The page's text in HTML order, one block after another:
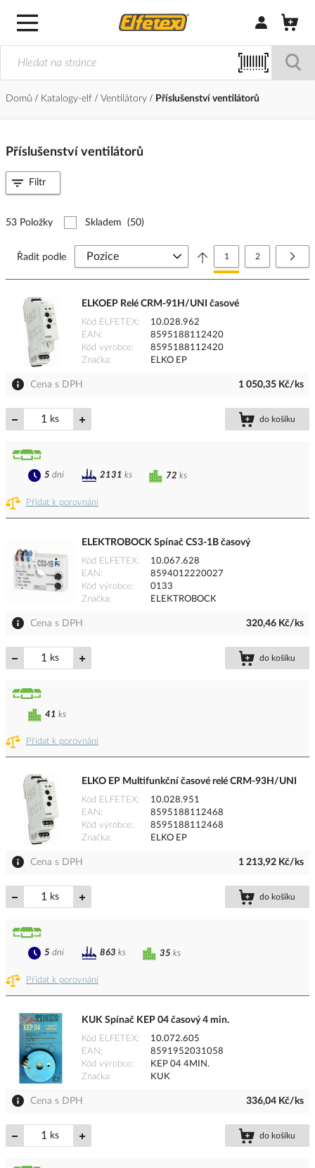
Přihlásit/
Domů Katalogy-elf Ventilátory Příslušenství ventilátorů
Příslušenství ventilátorů
53 Položky Skladem (50)
Stránka
Právě si prohlížíte
1 Stránka
2
Řadit podle
ELKOEP Relé CRM-91H/UNI časové
Kód ELFETEX
10.028.962
EAN
8595188112420
Kód výrobce
8595188112420
Značka
ELKO EP
Cena s DPH 1 050,35 Kč/ks
ks do košíku
Přidat k porovnání
72 ks
5 dní 2131 ks
ELEKTROBOCK Spínač CS3-1B časový
Kód ELFETEX
10.067.628
EAN
8594012220027
Kód výrobce
0133
Značka
ELEKTROBOCK
Cena s DPH 320,46 Kč/ks
ks do košíku
Přidat k porovnání
41 ks
ELKO EP Multifunkční časové relé CRM-93H/UNI
Kód ELFETEX
10.028.951
EAN
8595188112468
Kód výrobce
8595188112468
Značka
ELKO EP
Cena s DPH 1 213,92 Kč/ks
ks do košíku
Přidat k porovnání
35 ks
5 dní 863 ks
KUK Spínač KEP 04 časový 4 min.
Kód ELFETEX
10.072.605
EAN
8591952031058
Kód výrobce
KEP 04 4MIN.
Značka
KUK
Cena s DPH 336,04 Kč/ks
ks do košíku
Filtr